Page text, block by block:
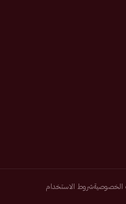
الخصوصيةشروط الاستخدام